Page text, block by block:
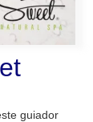
guiador